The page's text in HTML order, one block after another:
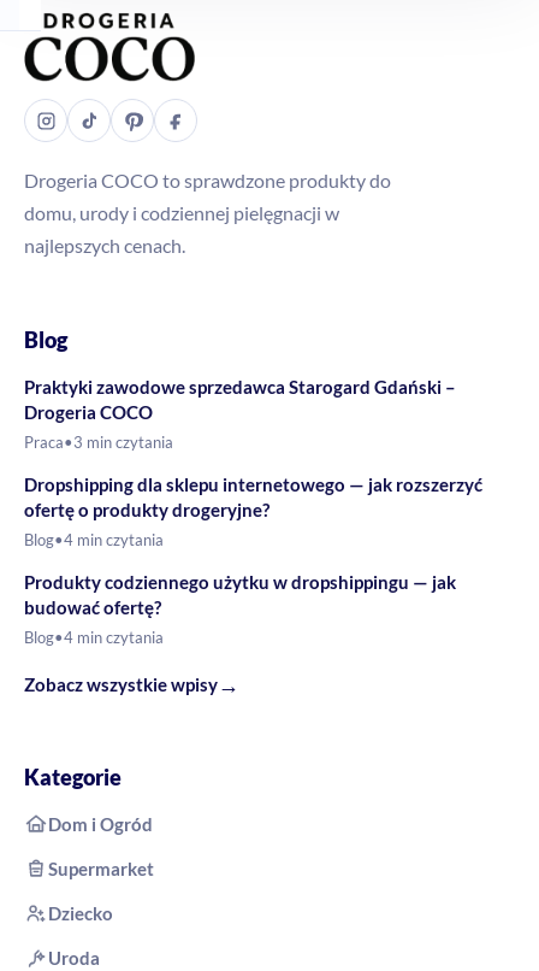
Drogeria COCO to sprawdzone produkty do
domu, urody i codziennej pielęgnacji w
najlepszych cenach.
Blog
Praktyki zawodowe sprzedawca Starogard Gdański –
Drogeria COCO
Praca•3 min czytania
Dropshipping dla sklepu internetowego — jak rozszerzyć
ofertę o produkty drogeryjne?
Blog•4 min czytania
Produkty codziennego użytku w dropshippingu — jak
budować ofertę?
Blog•4 min czytania
Zobacz wszystkie wpisy→
Kategorie
Dom i Ogród
Supermarket
Dziecko
Uroda